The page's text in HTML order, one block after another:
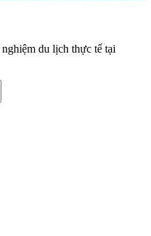
du lịch thực tế tại